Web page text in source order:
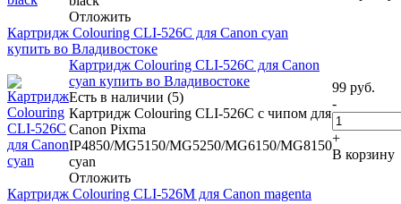
Отложить
Картридж Colouring CLI-526C для Canon cyan
купить во Владивостоке
Картридж Colouring CLI-526C для Canon
cyan купить во Владивостоке
Есть в наличии (5)
Картридж Colouring CLI-526C с чипом для
Canon Pixma
IP4850/MG5150/MG5250/MG6150/MG8150
cyan
Отложить
99 руб.
-
+
В корзину
Картридж Colouring CLI-526M для Canon magenta